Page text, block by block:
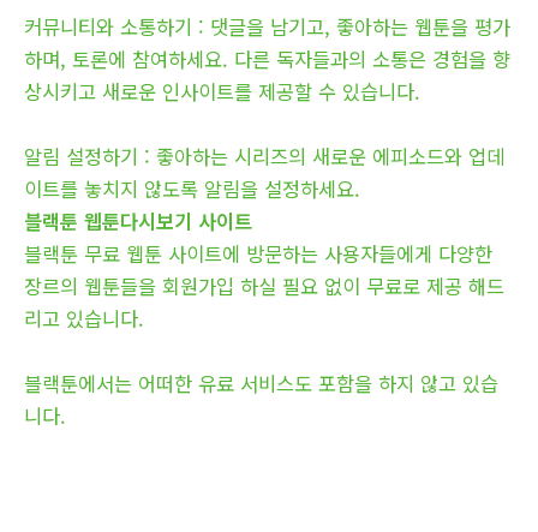
커뮤니티와 소통하기 : 댓글을 남기고, 좋아하는 웹툰을 평가
하며, 토론에 참여하세요. 다른 독자들과의 소통은 경험을 향
상시키고 새로운 인사이트를 제공할 수 있습니다.
알림 설정하기 : 좋아하는 시리즈의 새로운 에피소드와 업데
이트를 놓치지 않도록 알림을 설정하세요.
블랙툰 웹툰다시보기 사이트
블랙툰 무료 웹툰 사이트에 방문하는 사용자들에게 다양한
장르의 웹툰들을 회원가입 하실 필요 없이 무료로 제공 해드
리고 있습니다.
블랙툰에서는 어떠한 유료 서비스도 포함을 하지 않고 있습
니다.